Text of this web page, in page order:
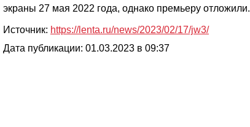
экраны 27 мая 2022 года, однако премьеру отложили.
Источник: https://lenta.ru/news/2023/02/17/jw3/
Дата публикации: 01.03.2023 в 09:37